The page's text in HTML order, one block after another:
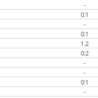
-
0:1
-
0:1
1:2
0:2
-
-
0:1
-